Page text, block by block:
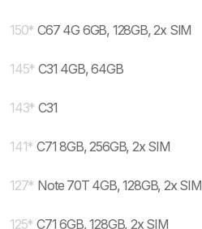
150* C67 4G 6GB, 128GB, 2x SIM
145* C31 4GB, 64GB
143* C31
141* C71 8GB, 256GB, 2x SIM
127* Note 70T 4GB, 128GB, 2x SIM
125* C71 6GB, 128GB, 2x SIM